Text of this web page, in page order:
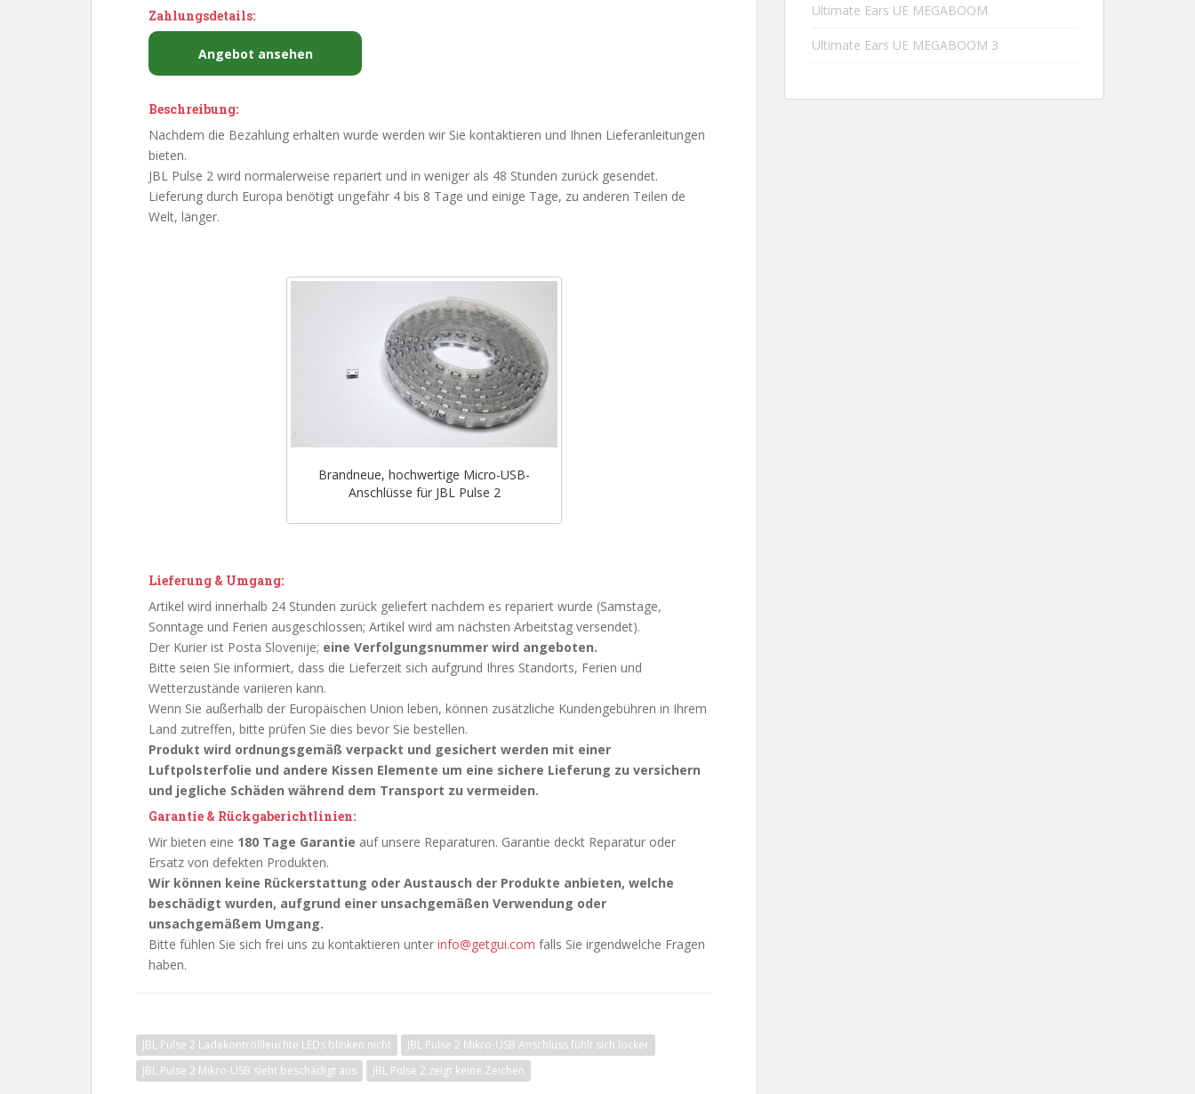
Zahlungsdetails:
Angebot ansehen
Beschreibung:
Nachdem die Bezahlung erhalten wurde werden wir Sie kontaktieren und Ihnen Lieferanleitungen
bieten.
JBL Pulse 2 wird normalerweise repariert und in weniger als 48 Stunden zurück gesendet.
Lieferung durch Europa benötigt ungefähr 4 bis 8 Tage und einige Tage, zu anderen Teilen de
Welt, länger.
Brandneue, hochwertige Micro-USB-
Anschlüsse für JBL Pulse 2
Lieferung & Umgang:
Artikel wird innerhalb 24 Stunden zurück geliefert nachdem es repariert wurde (Samstage,
Sonntage und Ferien ausgeschlossen; Artikel wird am nächsten Arbeitstag versendet).
Der Kurier ist Posta Slovenije; eine Verfolgungsnummer wird angeboten.
Bitte seien Sie informiert, dass die Lieferzeit sich aufgrund Ihres Standorts, Ferien und
Wetterzustände variieren kann.
Wenn Sie außerhalb der Europäischen Union leben, können zusätzliche Kundengebühren in Ihrem
Land zutreffen, bitte prüfen Sie dies bevor Sie bestellen.
Produkt wird ordnungsgemäß verpackt und gesichert werden mit einer
Luftpolsterfolie und andere Kissen Elemente um eine sichere Lieferung zu versichern
und jegliche Schäden während dem Transport zu vermeiden.
Garantie & Rückgaberichtlinien:
Wir bieten eine 180 Tage Garantie auf unsere Reparaturen. Garantie deckt Reparatur oder
Ersatz von defekten Produkten.
Wir können keine Rückerstattung oder Austausch der Produkte anbieten, welche
beschädigt wurden, aufgrund einer unsachgemäßen Verwendung oder
unsachgemäßem Umgang.
Bitte fühlen Sie sich frei uns zu kontaktieren unter info@getgui.com falls Sie irgendwelche Fragen
haben.
JBL Pulse 2 Ladekontrollleuchte LEDs blinken nicht
JBL Pulse 2 Mikro-USB Anschluss fühlt sich locker
JBL Pulse 2 Mikro-USB sieht beschädigt aus
JBL Pulse 2 zeigt keine Zeichen
Ultimate Ears UE MEGABOOM
Ultimate Ears UE MEGABOOM 3